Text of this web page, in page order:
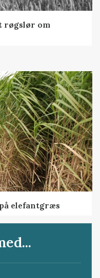
røgslør om
elefantgræs